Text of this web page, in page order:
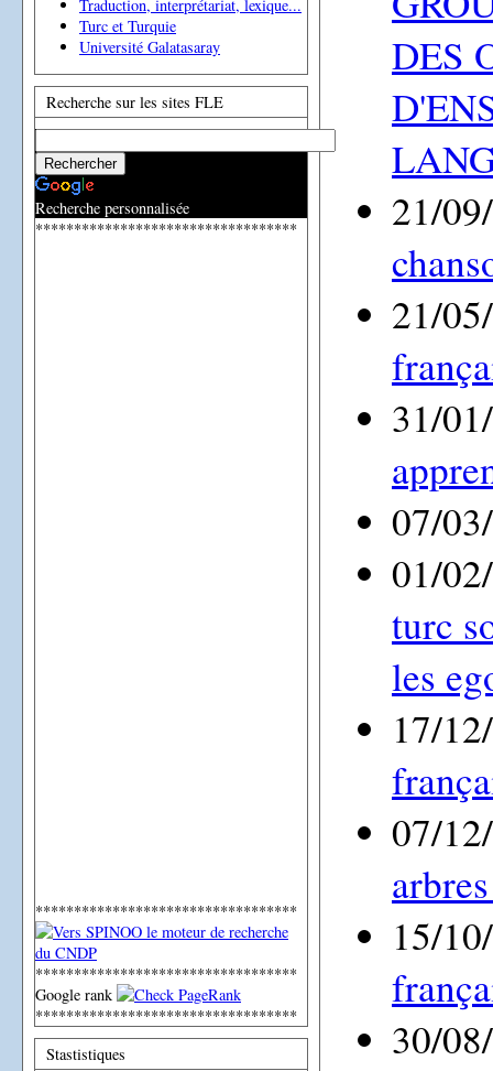
Traduction, interprétariat, lexique...
Turc et Turquie
Université Galatasaray
Recherche sur les sites FLE
Recherche personnalisée
**********************************
**********************************
**********************************
Google rank
**********************************
Stastistiques
DES
21/
21/
31/
07/
01/
turc
les
17/
07/
15/
30/